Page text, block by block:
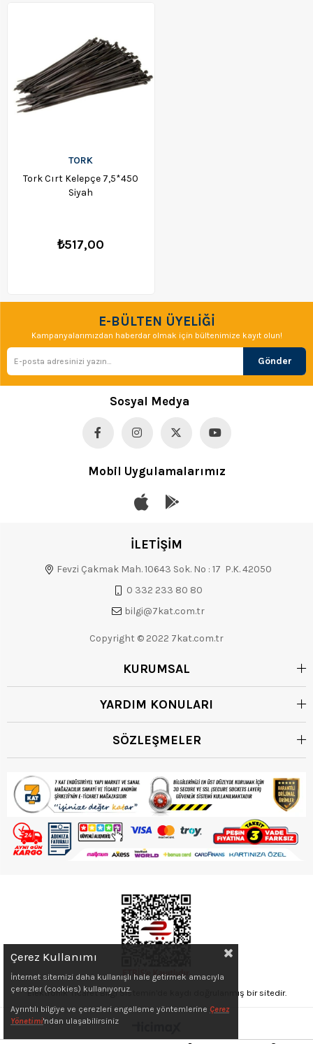
TORK
Tork Cırt Kelepçe 7,5*450
Siyah
₺517,00
E-BÜLTEN ÜYELİĞİ
Kampanyalarımızdan haberdar olmak için bültenimize kayıt olun!
Gönder
Sosyal Medya
Mobil Uygulamalarımız
İLETİŞİM
Fevzi Çakmak Mah. 10643 Sok. No : 17 P.K. 42050
0 332 233 80 80
bilgi@7kat.com.tr
Copyright © 2022 7kat.com.tr
KURUMSAL
YARDIM KONULARI
SÖZLEŞMELER
Elektronik Ticaret Bilgi Sistemin'de kaydı doğrulanmış bir sitedir.
Çerez Kullanımı
İnternet sitemizi daha kullanışlı hale getirmek amacıyla
çerezler (cookies) kullanıyoruz.
Ayrıntılı bilgiye ve çerezleri engelleme yöntemlerine Çerez
Yönetimi'ndan ulaşabilirsiniz